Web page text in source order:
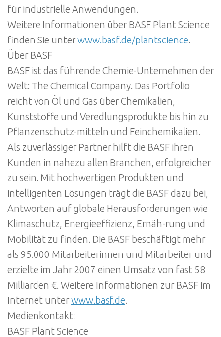
für industrielle Anwendungen.
Weitere Informationen über BASF Plant Science
finden Sie unterwww.basf.de/plantscience.
Über BASF
BASF ist das führende Chemie-Unternehmen der
Welt: The Chemical Company. Das Portfolio
reicht von Öl und Gas über Chemikalien,
Kunststoffe und Veredlungsprodukte bis hin zu
Pflanzenschutz-mitteln und Feinchemikalien.
Als zuverlässiger Partner hilft die BASF ihren
Kunden in nahezu allen Branchen, erfolgreicher
zu sein. Mit hochwertigen Produkten und
intelligenten Lösungen trägt die BASF dazu bei,
Antworten auf globale Herausforderungen wie
Klimaschutz, Energieeffizienz, Ernäh-rung und
Mobilität zu finden. Die BASF beschäftigt mehr
als 95.000 Mitarbeiterinnen und Mitarbeiter und
erzielte im Jahr 2007 einen Umsatz von fast 58
Milliarden €. Weitere Informationen zur BASF im
Internet unterwww.basf.de.
Medienkontakt:
BASF Plant Science